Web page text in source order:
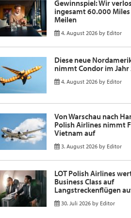
Gewinnspiel: Wir
ingesamt 60.000
Meilen
4. August 2026 by Editor
Diese neue
nimmt Condor im
4. August 2026 by Editor
Von Warschau nach
Polish Airlines nimmt
Vietnam auf
3. August 2026 by Editor
LOT Polish Airlines
Business Class auf
Langstreckenflügen
30. Juli 2026 by Editor